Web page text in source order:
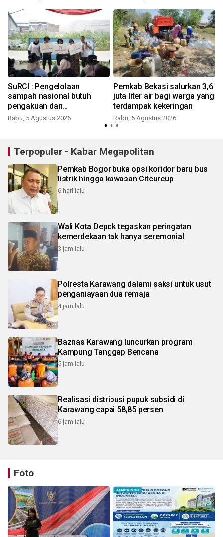
SuRCI : Pengelolaan
sampah nasional butuh
pengakuan dan
perlindungan bagi pemulung
Rabu, 5 Agustus 2026
Pemkab Bekasi salurkan 3,6
juta liter air bagi warga yang
terdampak kekeringan
Rabu, 5 Agustus 2026
Terpopuler - Kabar Megapolitan
Pemkab Bogor buka opsi koridor baru bus
listrik hingga kawasan Citeureup
6 hari lalu
Wali Kota Depok tegaskan peringatan
kemerdekaan tak hanya seremonial
3 jam lalu
Polresta Karawang dalami saksi untuk usut
penganiayaan dua remaja
4 jam lalu
Baznas Karawang luncurkan program
Kampung Tanggap Bencana
5 jam lalu
Realisasi distribusi pupuk subsidi di
Karawang capai 58,85 persen
6 jam lalu
Foto